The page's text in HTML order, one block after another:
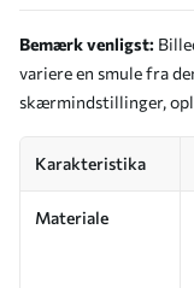
Bemærk venligst:
variere en smule fra
skærmindstillinger,
Karakteristika
Materiale